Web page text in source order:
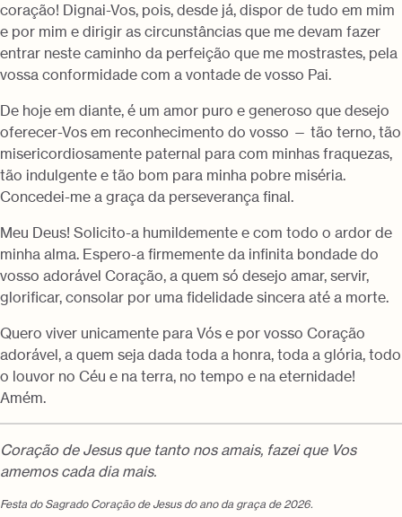
coração! Dignai-Vos, pois, desde já, dispor de tudo em mim
e por mim e dirigir as circunstâncias que me devam fazer
entrar neste caminho da perfeição que me mostrastes, pela
vossa conformidade com a vontade de vosso Pai.
De hoje em diante, é um amor puro e generoso que desejo
oferecer-Vos em reconhecimento do vosso — tão terno, tão
misericordiosamente paternal para com minhas fraquezas,
tão indulgente e tão bom para minha pobre miséria.
Concedei-me a graça da perseverança final.
Meu Deus! Solicito-a humildemente e com todo o ardor de
minha alma. Espero-a firmemente da infinita bondade do
vosso adorável Coração, a quem só desejo amar, servir,
glorificar, consolar por uma fidelidade sincera até a morte.
Quero viver unicamente para Vós e por vosso Coração
adorável, a quem seja dada toda a honra, toda a glória, todo
o louvor no Céu e na terra, no tempo e na eternidade!
Amém.
Coração de Jesus que tanto nos amais, fazei que Vos
amemos cada dia mais.
Festa do Sagrado Coração de Jesus do ano da graça de 2026.